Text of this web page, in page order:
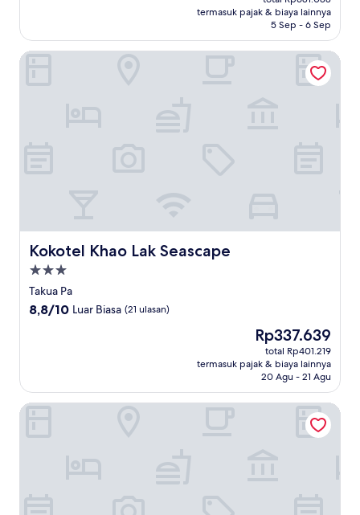
Rp573.789
termasuk pajak & biaya lainnya
5 Sep - 6 Sep
Kokotel Khao Lak Seascape
Kokotel Khao Lak Seascape
Properti
bintang
3.0
Takua Pa
8.8
ulasan)
8,8/10 Luar Biasa (21 ulasan)
Harga
sekarang
Rp337.639
Rp337.639
total Rp401.219
termasuk pajak & biaya lainnya
20 Agu - 21 Agu
Kokotel Khao Lak Seascape
Bai Bai Home